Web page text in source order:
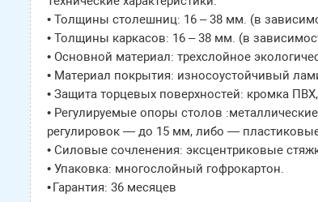
• Толщины столешниц: 16 – 38 мм. (в
• Толщины каркасов: 16 – 38 мм. (в
• Основной материал: трехслойное
• Материал покрытия: износоустойчивый
• Защита торцевых поверхностей: кромка
• Регулируемые опоры столов
регулировок — до 15 мм, либо —
• Силовые сочленения: эксцентриковые
• Упаковка: многослойный гофрокартон.
• Гарантия: 36 месяцев